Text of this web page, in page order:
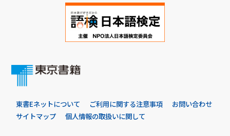
東書Eネットについて ご利用に関する注意事項
お問い合わせ
サイトマップ
個人情報の取扱いに関して